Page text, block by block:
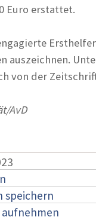
Euro erstattet.
auszeichnen.
von der
AvD
speichern